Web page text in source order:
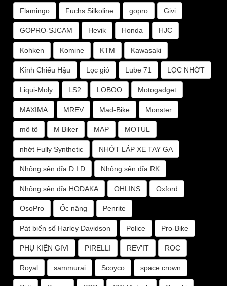
Flamingo Fuchs Silkoline gopro Givi
GOPRO-SJCAM Hevik Honda HJC
Kohken Komine KTM Kawasaki
Kính Chiếu Hậu Lọc gió Lube 71 LỌC NHỚT
Liqui-Moly LS2 LOBOO Motogadget
MAXIMA MREV Mad-Bike Monster
mô tô M Biker MAP MOTUL
nhớt Fully Synthetic NHỚT LÁP XE TAY GA
Nhông sên dĩa D.I.D Nhông sên dĩa RK
Nhông sên đĩa HODAKA OHLINS Oxford
OsoPro Ốc nâng Penrite
Pát biển số Harley Davidson Police Pro-Bike
PHỤ KIỆN GIVI PIRELLI REV'IT ROC
Royal sammurai Scoyco space crown